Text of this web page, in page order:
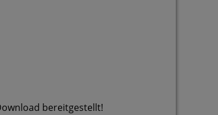
bereitgestellt!